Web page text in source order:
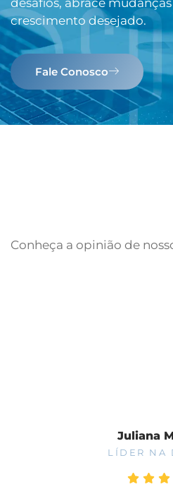
crescimento desejado.
Fale Conosco
Conheça a opinião de
Juliana
LÍDER NA